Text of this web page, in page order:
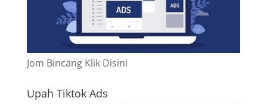
Jom Bincang Klik Disini
Upah Tiktok Ads